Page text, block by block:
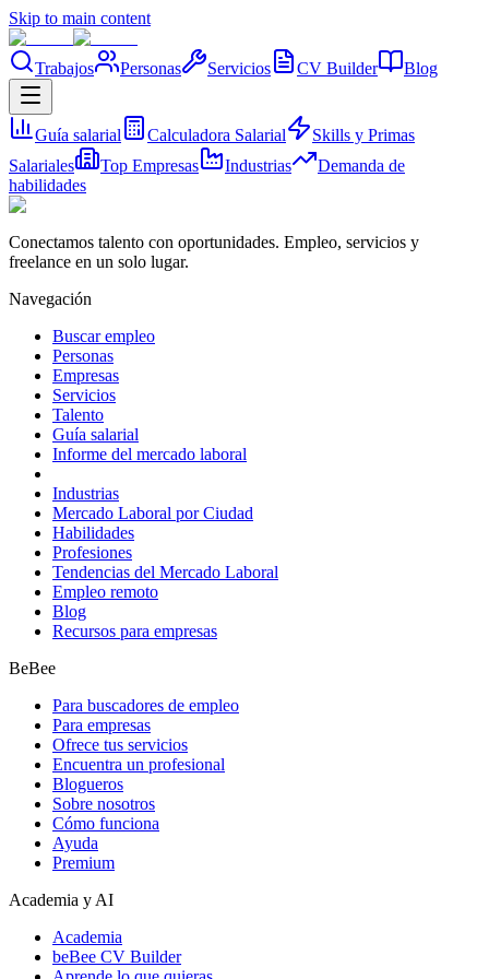
Skip to main content
Trabajos Personas Servicios CV Builder Blog
Guía salarial Calculadora Salarial
Skills y Primas
Salariales
Top Empresas Industrias
Demanda de
habilidades
Conectamos talento con oportunidades. Empleo, servicios y
freelance en un solo lugar.
Navegación
Buscar empleo
Personas
Empresas
Servicios
Talento
Guía salarial
Informe del mercado laboral
Industrias
Mercado Laboral por Ciudad
Habilidades
Profesiones
Tendencias del Mercado Laboral
Empleo remoto
Blog
Recursos para empresas
BeBee
Para buscadores de empleo
Para empresas
Ofrece tus servicios
Encuentra un profesional
Blogueros
Sobre nosotros
Cómo funciona
Ayuda
Premium
Academia y AI
Academia
beBee CV Builder